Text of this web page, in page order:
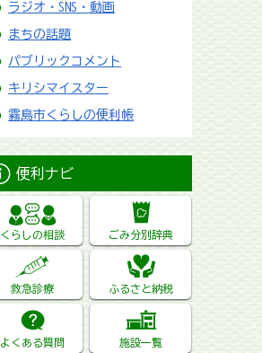
ラジオ・SNS・動画
まちの話題
パブリックコメント
キリシマイスター
霧島市くらしの便利帳
便利ナビ
くらしの相談 ごみ分別辞典
救急診療 ふるさと納税
よくある質問 施設一覧